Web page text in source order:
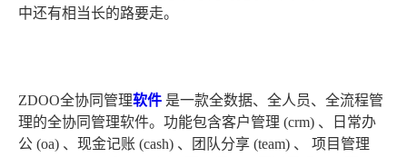
中还有相当长的路要走。
ZDOO全协同管理软件 是一款全数据、全人员、全流程管
理的全协同管理软件。功能包含客户管理 (crm) 、日常办
公 (oa) 、现金记账 (cash) 、团队分享 (team) 、 项目管理